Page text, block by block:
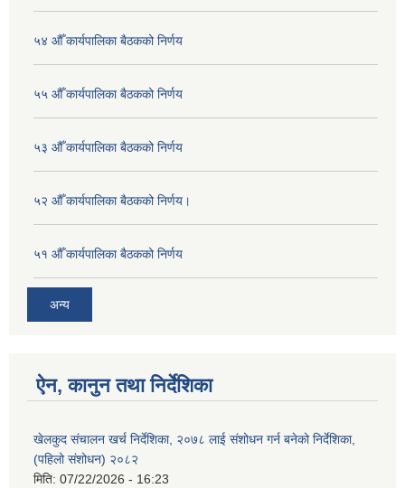
५४ औँ कार्यपालिका बैठकको निर्णय
५५ औँ कार्यपालिका बैठकको निर्णय
५३ औँ कार्यपालिका बैठकको निर्णय
५२ औँ कार्यपालिका बैठकको निर्णय।
५१ औँ कार्यपालिका बैठकको निर्णय
अन्य
ऐन, कानुन तथा निर्देशिका
खेलकुद संचालन खर्च निर्देशिका, २०७८ लाई संशोधन गर्न बनेको निर्देशिका,
(पहिलो संशोधन) २०८२
मिति: 07/22/2026 - 16:23